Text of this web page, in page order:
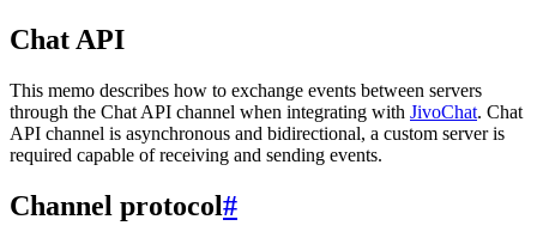
Chat API
This memo describes how to exchange events between servers
through the Chat API channel when integrating with JivoChat. Chat
API channel is asynchronous and bidirectional, a custom server is
required capable of receiving and sending events.
Channel protocol#